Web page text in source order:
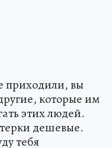
приходили, вы
которые им
этих людей.
дешевые.
тебя